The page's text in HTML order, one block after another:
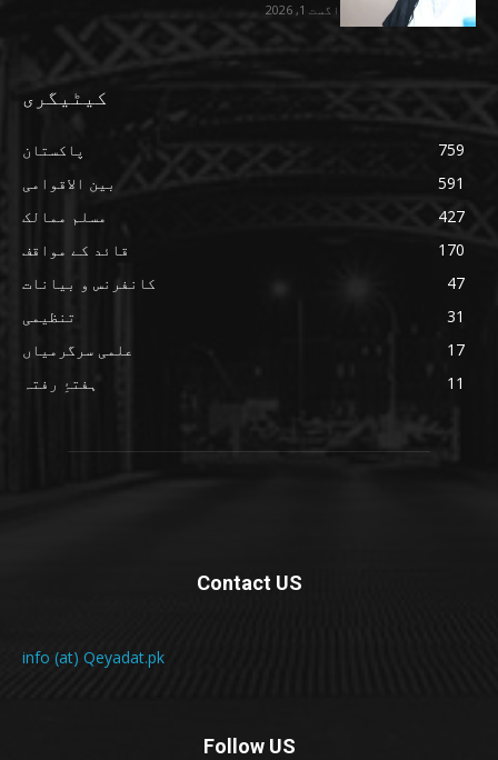
اگست 1, 2026
کیٹیگری
پاکستان
759
بین الاقوامی
591
مسلم ممالک
427
قائد کے مواقف
170
کانفرنس و بیانات
47
تنظیمی
31
علمی سرگرمیاں
17
ہفتۂِ رفتہ
11
Contact US
info (at) Qeyadat.pk
Follow US